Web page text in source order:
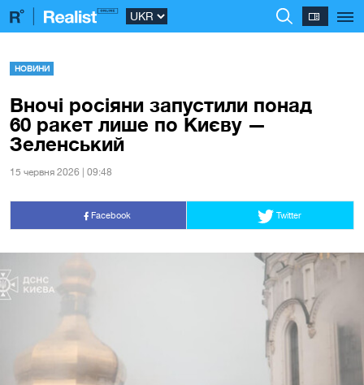
НОВИНИ
Вночі росіяни запустили понад
60 ракет лише по Києву —
Зеленський
15 червня 2026 | 09:48
Facebook Twitter